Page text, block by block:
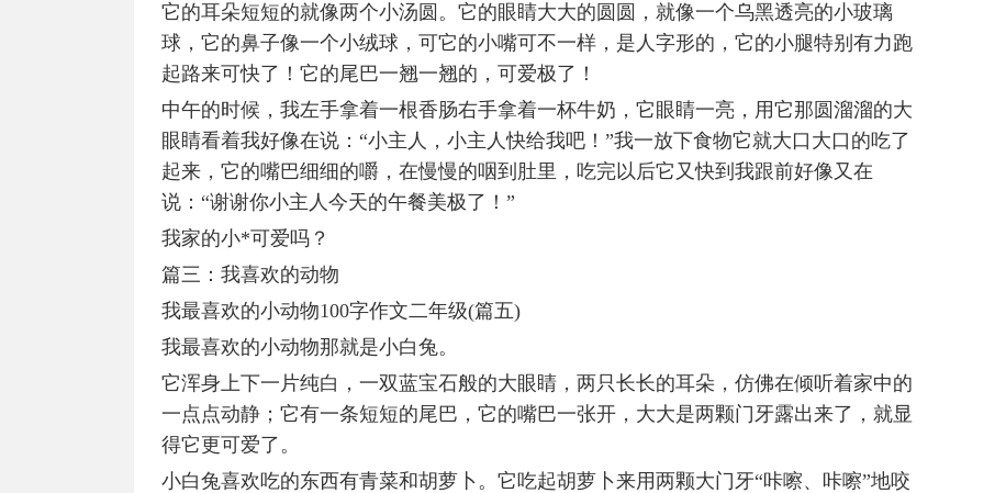
它的耳朵短短的就像两个小汤圆。它的眼睛大大的圆圆，就像一个乌黑透亮的小玻璃
球，它的鼻子像一个小绒球，可它的小嘴可不一样，是人字形的，它的小腿特别有力跑
起路来可快了！它的尾巴一翘一翘的，可爱极了！
中午的时候，我左手拿着一根香肠右手拿着一杯牛奶，它眼睛一亮，用它那圆溜溜的大
眼睛看着我好像在说：“小主人，小主人快给我吧！”我一放下食物它就大口大口的吃了
起来，它的嘴巴细细的嚼，在慢慢的咽到肚里，吃完以后它又快到我跟前好像又在
说：“谢谢你小主人今天的午餐美极了！”
我家的小*可爱吗？
篇三：我喜欢的动物
我最喜欢的小动物100字作文二年级(篇五)
我最喜欢的小动物那就是小白兔。
它浑身上下一片纯白，一双蓝宝石般的大眼睛，两只长长的耳朵，仿佛在倾听着家中的
一点点动静；它有一条短短的尾巴，它的嘴巴一张开，大大是两颗门牙露出来了，就显
得它更可爱了。
小白兔喜欢吃的东西有青菜和胡萝卜。它吃起胡萝卜来用两颗大门牙“咔嚓、咔嚓”地咬